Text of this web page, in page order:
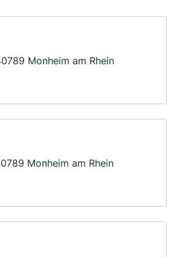
Monheim am Rhein
Monheim am Rhein